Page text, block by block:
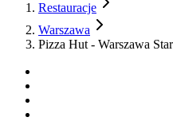
Restauracje
Warszawa
Pizza Hut - Warszawa